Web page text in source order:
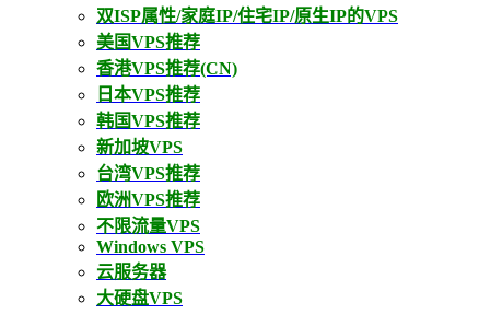
双ISP属性/家庭IP/住宅IP/原生IP的VPS
美国VPS推荐
香港VPS推荐(CN)
日本VPS推荐
韩国VPS推荐
新加坡VPS
台湾VPS推荐
欧洲VPS推荐
不限流量VPS
Windows VPS
云服务器
大硬盘VPS